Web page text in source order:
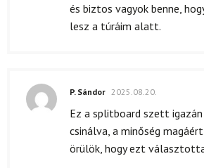
és biztos vagyok benne,
lesz a túráim alatt.
P. Sándor 2025.08.20.
Ez a splitboard szett
csinálva, a minőség
örülök, hogy ezt